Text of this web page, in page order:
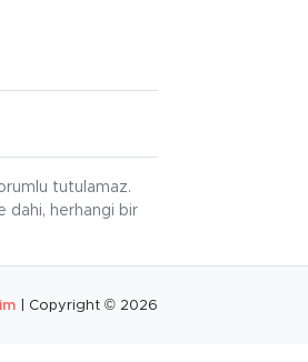
tutulamaz.
dahi, herhangi bir
| Copyright © 2026